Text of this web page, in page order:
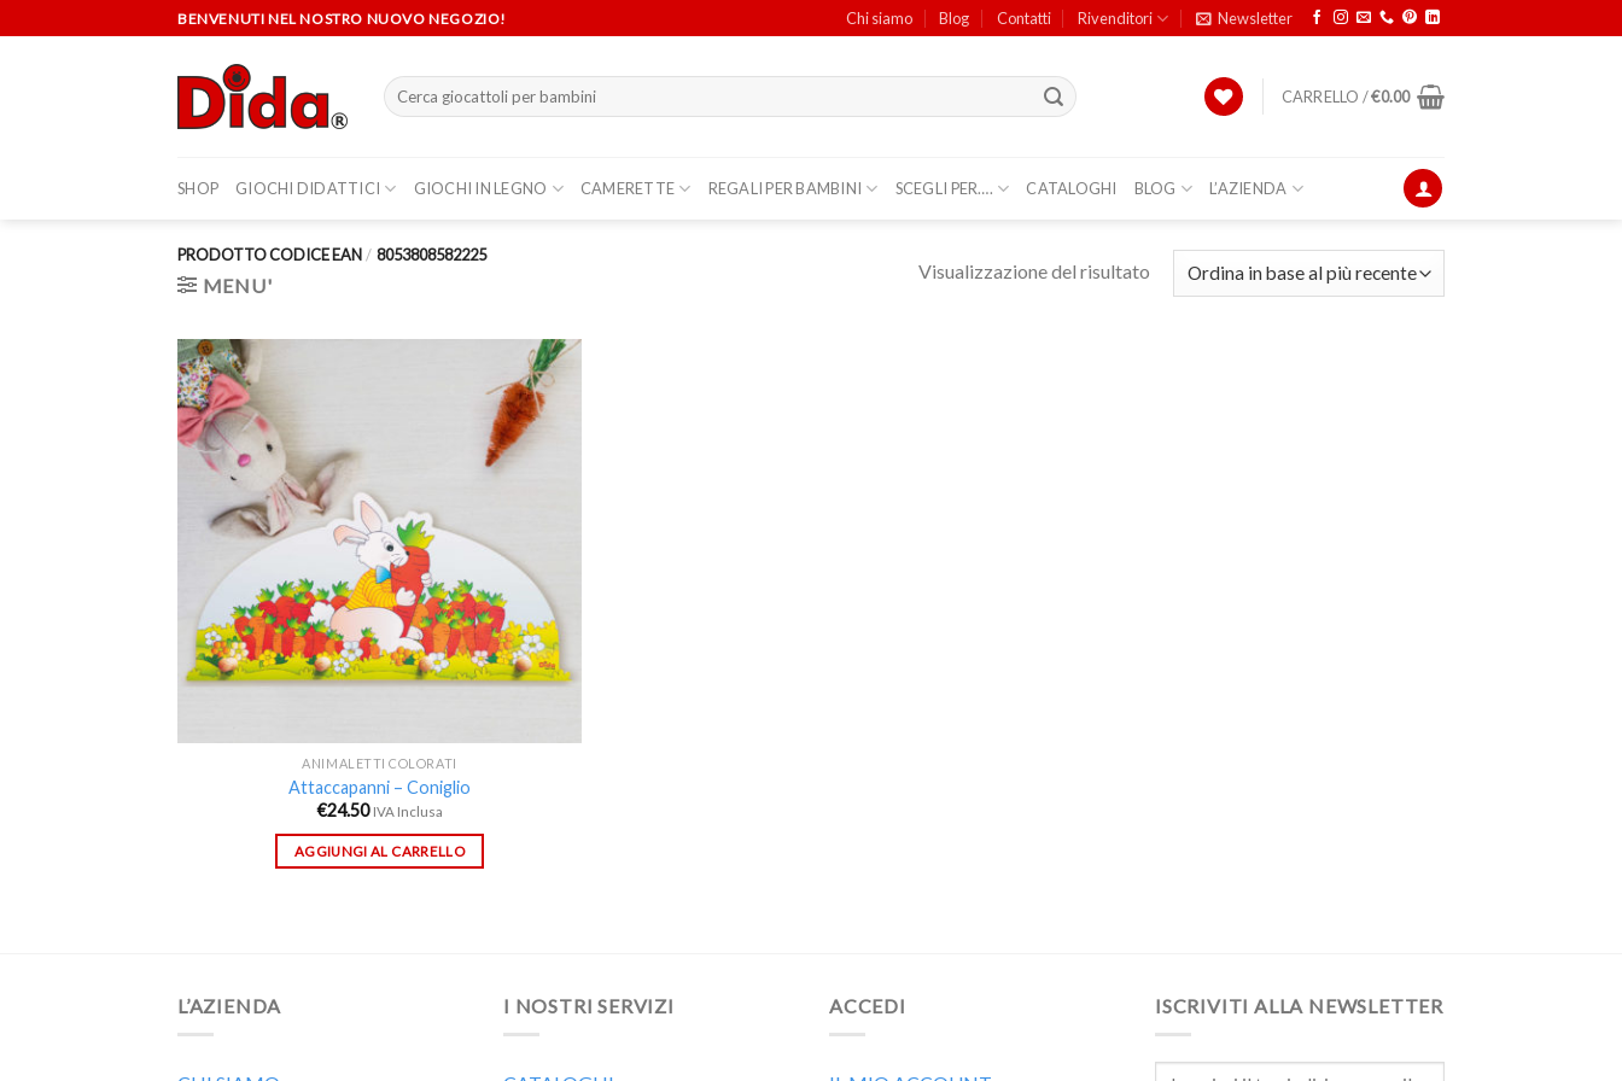
to
BENVENUTI NEL NOSTRO NUOVO NEGOZIO! Chi siamo Blog Contatti Rivenditori Newsletter
Cerca:
CARRELLO /€0.00
SHOP GIOCHI DIDATTICI GIOCHI IN LEGNO CAMERETTE REGALI PER BAMBINI SCEGLI PER…. CATALOGHI BLOG L’AZIENDA
PRODOTTO CODICE EAN / 8053808582225
MENU'
Visualizzazione del risultato
Aggiungi
alla lista
desideri
ANIMALETTI COLORATI
Attaccapanni – Coniglio
€24.50 IVA Inclusa
AGGIUNGI AL CARRELLO
L’AZIENDA I NOSTRI SERVIZI ACCEDI ISCRIVITI ALLA NEWSLETTER